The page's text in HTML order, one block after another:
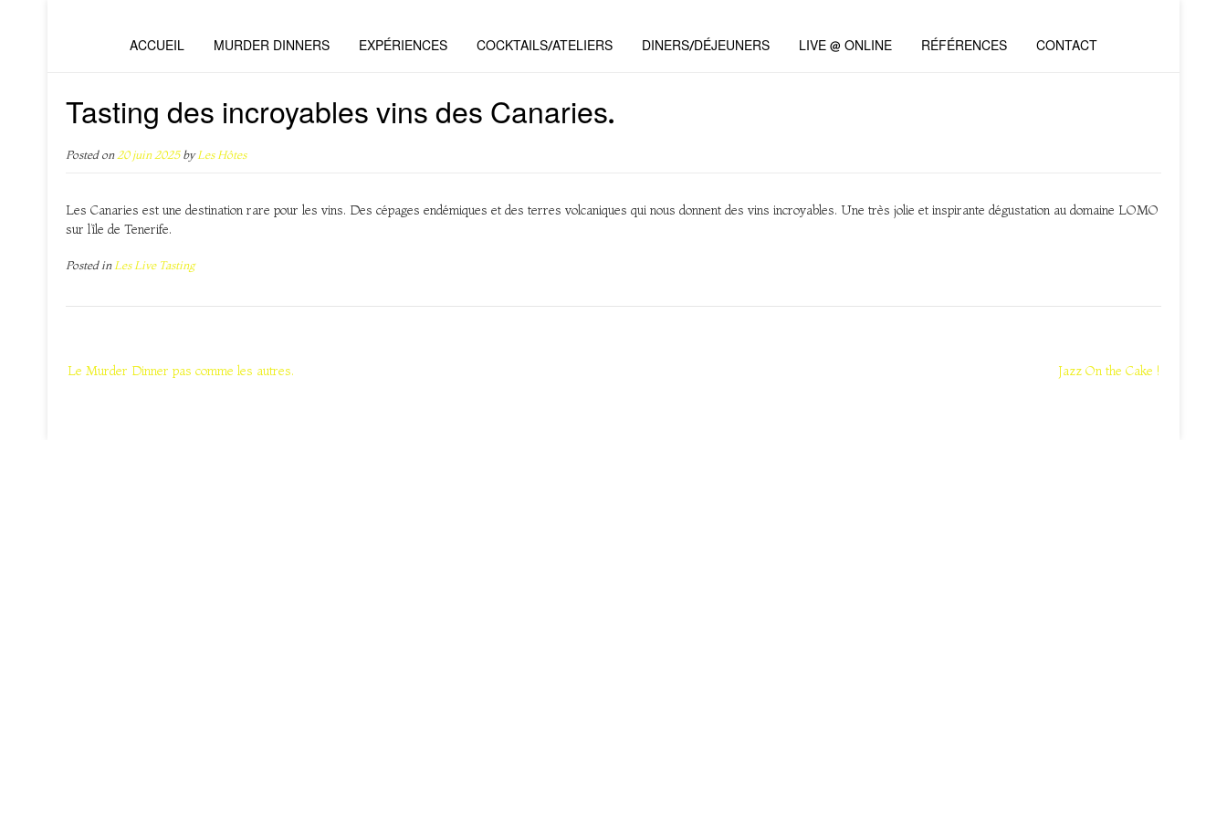
ACCUEIL MURDER DINNERS EXPÉRIENCES COCKTAILS/ATELIERS DINERS/DÉJEUNERS LIVE @ ONLINE RÉFÉRENCES CONTACT
Tasting des incroyables vins des Canaries.
Posted on20 juin 2025byLes Hôtes
Les Canaries est une destination rare pour les vins. Des cépages endémiques et des terres volcaniques qui nous donnent des vins incroyables. Une très jolie et inspirante dégustation au domaine LOMO
sur l’île de Tenerife.
Posted inLes Live Tasting
Navigation
de Jazz On the Cake !
Le Murder Dinner pas comme les autres.